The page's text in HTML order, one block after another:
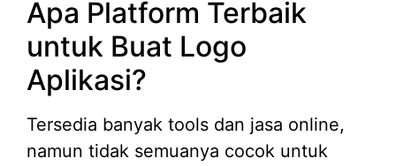
Apa Platform Terbaik
untuk Buat Logo
Aplikasi?
Tersedia banyak tools dan jasa online,
namun tidak semuanya cocok untuk